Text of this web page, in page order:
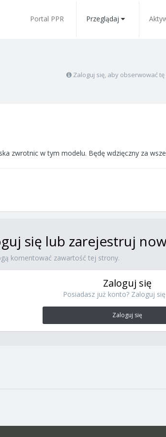
Portal PPR Przeglądaj
Zaloguj się, aby obserwować
zwrotnic w tym modelu. Będę wdzięczny za
się lub zarejestruj
komentować zawartość tej strony.
Zaloguj się
Posiadasz już konto? Zaloguj
Zaloguj się